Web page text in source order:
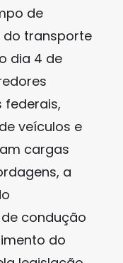
de
do transporte
dia 4 de
federais,
veículos e
cargas
a
condução
do